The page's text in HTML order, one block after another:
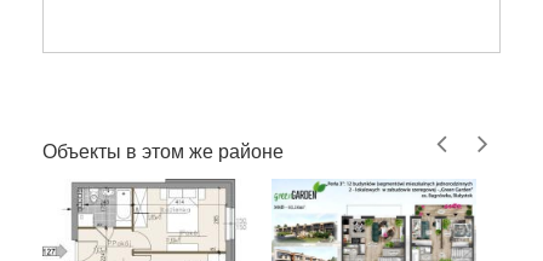
Объекты в этом же районе